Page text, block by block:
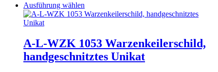
Ausführung wählen
Produkt
Varianten
auf.
Die
A-L-WZK 1053 Warzenkeilerschild,
handgeschnitztes Unikat